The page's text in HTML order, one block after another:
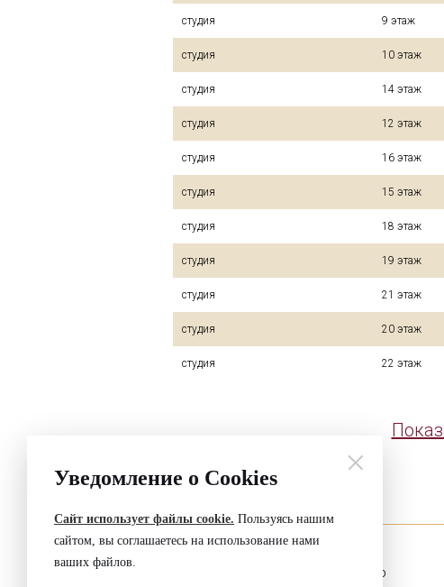
Уведомление о Cookies
Сайт использует файлы cookie. Пользуясь нашим
сайтом, вы соглашаетесь на использование нами
ваших файлов.
студия 9 этаж
студия 10 этаж
студия 14 этаж
студия 12 этаж
студия 16 этаж
студия 15 этаж
студия 18 этаж
студия 19 этаж
студия 21 этаж
студия 20 этаж
студия 22 этаж
ООО «Медиакассир